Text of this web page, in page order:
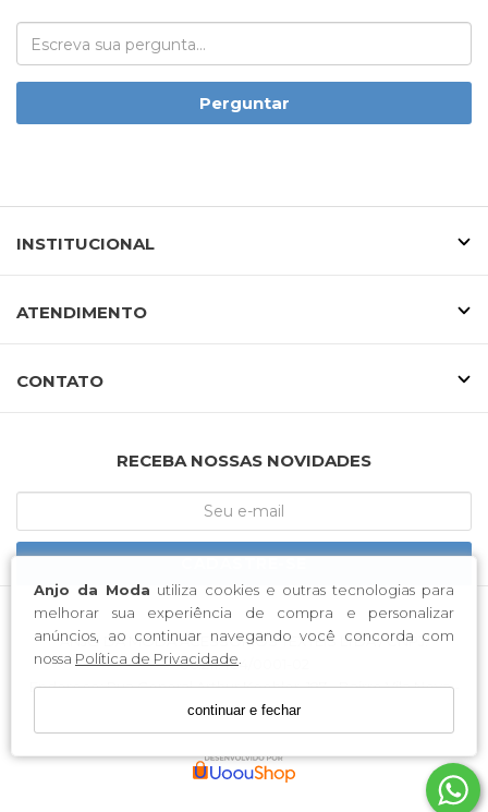
Anjo da Moda utiliza cookies e outras tecnologias para
melhorar sua experiência de compra e personalizar
anúncios, ao continuar navegando você concorda com
nossa Política de Privacidade
continuar e fechar
Perguntar
INSTITUCIONAL
ATENDIMENTO
CONTATO
RECEBA NOSSAS NOVIDADES
ANJO DA MODA ACESSORIOS TEXTEIS LTDA / CNPJ:
06.211.484/0001-02
Endereço: Rua General Arthur Koehler, 197 - Bairro Vila Nova -
Blumenau/ Santa Catarina - CEP 89.035-212